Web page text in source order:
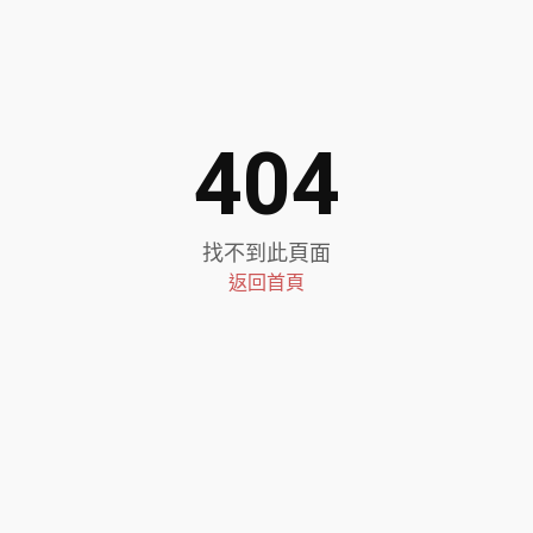
404
找不到此頁面
返回首頁